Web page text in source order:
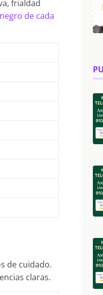
frialdad
de cada
de cuidado.
claras.